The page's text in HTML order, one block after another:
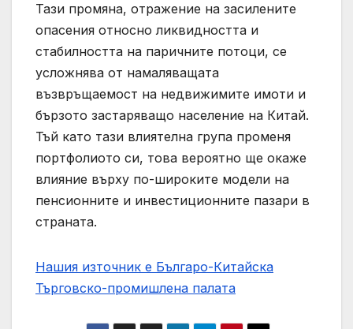
Тази промяна, отражение на засилените
опасения относно ликвидността и
стабилността на паричните потоци, се
усложнява от намаляващата
възвръщаемост на недвижимите имоти и
бързото застаряващо население на Китай.
Тъй като тази влиятелна група променя
портфолиото си, това вероятно ще окаже
влияние върху по-широките модели на
пенсионните и инвестиционните пазари в
страната.
Нашия източник е Българо-Китайска
Търговско-промишлена палaта